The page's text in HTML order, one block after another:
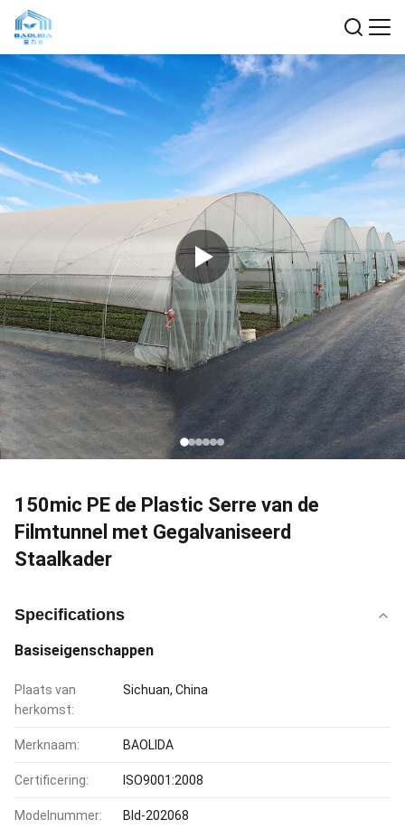
150mic PE de Plastic Serre van de
Filmtunnel met Gegalvaniseerd
Staalkader
Specifications
Basiseigenschappen
Plaats van
herkomst:
Sichuan, China
Merknaam: BAOLIDA
Certificering: ISO9001:2008
Modelnummer: Bld-202068